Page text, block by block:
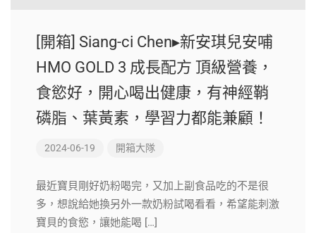
[開箱] Siang-ci Chen▸新安琪兒安哺
HMO GOLD 3 成長配方 頂級營養，
食慾好，開心喝出健康，有神經鞘
磷脂、葉黃素，學習力都能兼顧！
2024-06-19 開箱大隊
最近寶貝剛好奶粉喝完，又加上副食品吃的不是很
多，想說給她換另外一款奶粉試喝看看，希望能刺激
寶貝的食慾，讓她能喝 […]